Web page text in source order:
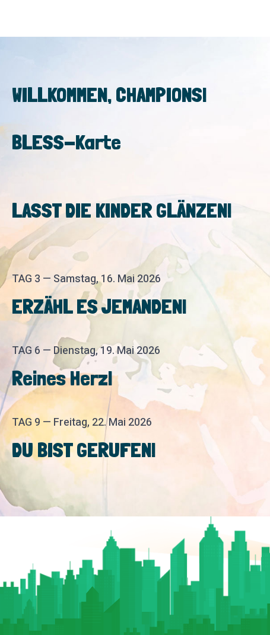
WILLKOMMEN, CHAMPIONS!
BLESS-Karte
LASST DIE KINDER GLÄNZEN!
TAG 3 — Samstag, 16. Mai 2026
ERZÄHL ES JEMANDEN!
TAG 6 — Dienstag, 19. Mai 2026
Reines Herz!
TAG 9 — Freitag, 22. Mai 2026
DU BIST GERUFEN!